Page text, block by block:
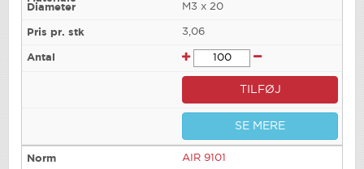
M3 x 20
3,06
TILFØJ
SE MERE
AIR 9101